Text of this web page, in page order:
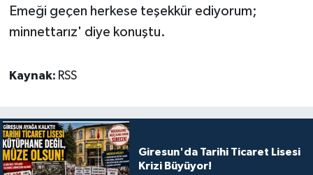
Emeği geçen herkese teşekkür ediyorum;
minnettarız' diye konuştu.
Kaynak: RSS
Giresun'da Tarihi Ticaret Lisesi
Krizi Büyüyor!